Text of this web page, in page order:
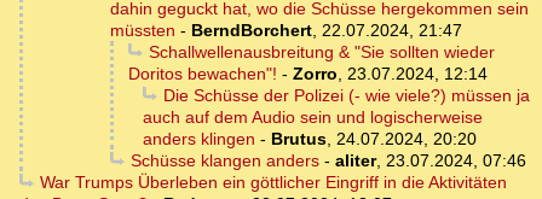
dahin geguckt hat, wo die Schüsse hergekommen sein
müssten - BerndBorchert, 22.07.2024, 21:47
Schallwellenausbreitung & "Sie sollten wieder
Doritos bewachen"! - Zorro, 23.07.2024, 12:14
Die Schüsse der Polizei (- wie viele?) müssen ja
auch auf dem Audio sein und logischerweise
anders klingen - Brutus, 24.07.2024, 20:20
Schüsse klangen anders- aliter, 23.07.2024, 07:46
War Trumps Überleben ein göttlicher Eingriff in die Aktivitäten